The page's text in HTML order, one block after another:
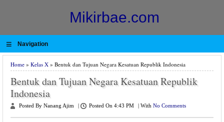
Mikirbae.com
≡ Navigation
Home » Kelas X » Bentuk dan Tujuan Negara Kesatuan Republik Indonesia
Bentuk dan Tujuan Negara Kesatuan Republik
Indonesia
Posted By Nanang Ajim Posted On 4:43 PM With No Comments